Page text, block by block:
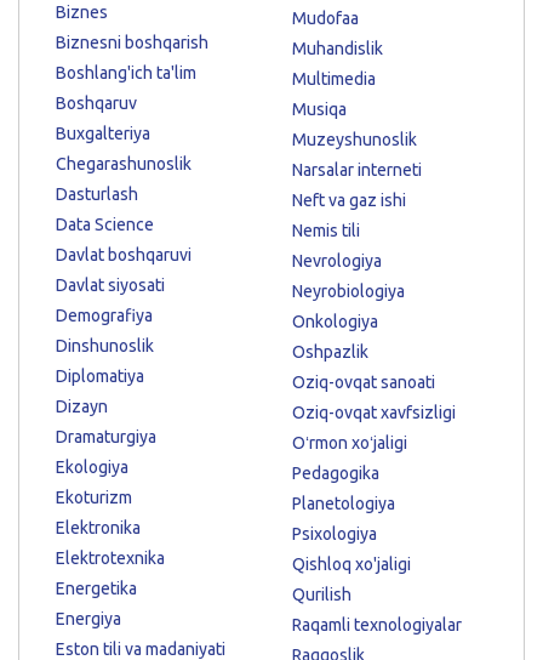
Biznes
Biznesni boshqarish
Boshlang'ich ta'lim
Boshqaruv
Buxgalteriya
Chegarashunoslik
Dasturlash
Data Science
Davlat boshqaruvi
Davlat siyosati
Demografiya
Dinshunoslik
Diplomatiya
Dizayn
Dramaturgiya
Ekologiya
Ekoturizm
Elektronika
Elektrotexnika
Energetika
Energiya
Eston tili va madaniyati
Mudofaa
Muhandislik
Multimedia
Musiqa
Muzeyshunoslik
Narsalar interneti
Neft va gaz ishi
Nemis tili
Nevrologiya
Neyrobiologiya
Onkologiya
Oshpazlik
Oziq-ovqat sanoati
Oziq-ovqat xavfsizligi
Oʻrmon xoʻjaligi
Pedagogika
Planetologiya
Psixologiya
Qishloq xo'jaligi
Qurilish
Raqamli texnologiyalar
Raqqoslik